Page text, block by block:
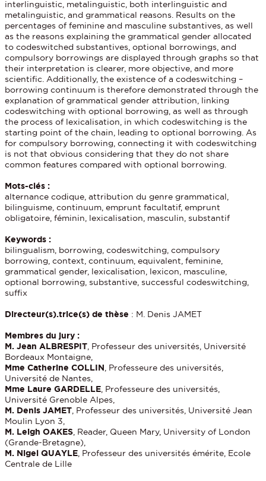
interlinguistic, metalinguistic, both interlinguistic and
metalinguistic, and grammatical reasons. Results on the
percentages of feminine and masculine substantives, as well
as the reasons explaining the grammatical gender allocated
to codeswitched substantives, optional borrowings, and
compulsory borrowings are displayed through graphs so that
their interpretation is clearer, more objective, and more
scientific. Additionally, the existence of a codeswitching –
borrowing continuum is therefore demonstrated through the
explanation of grammatical gender attribution, linking
codeswitching with optional borrowing, as well as through
the process of lexicalisation, in which codeswitching is the
starting point of the chain, leading to optional borrowing. As
for compulsory borrowing, connecting it with codeswitching
is not that obvious considering that they do not share
common features compared with optional borrowing.
Mots-clés :
alternance codique, attribution du genre grammatical,
bilinguisme, continuum, emprunt facultatif, emprunt
obligatoire, féminin, lexicalisation, masculin, substantif
Keywords :
bilingualism, borrowing, codeswitching, compulsory
borrowing, context, continuum, equivalent, feminine,
grammatical gender, lexicalisation, lexicon, masculine,
optional borrowing, substantive, successful codeswitching,
suffix
Directeur(s).trice(s) de thèse : M. Denis JAMET
Membres du jury :
M. Jean ALBRESPIT , Professeur des universités, Université
Bordeaux Montaigne,
Mme Catherine COLLIN , Professeure des universités,
Université de Nantes,
Mme Laure GARDELLE , Professeure des universités,
Université Grenoble Alpes,
M. Denis JAMET , Professeur des universités, Université Jean
Moulin Lyon 3,
M. Leigh OAKES , Reader, Queen Mary, University of London
(Grande-Bretagne),
M. Nigel QUAYLE , Professeur des universités émérite, Ecole
Centrale de Lille